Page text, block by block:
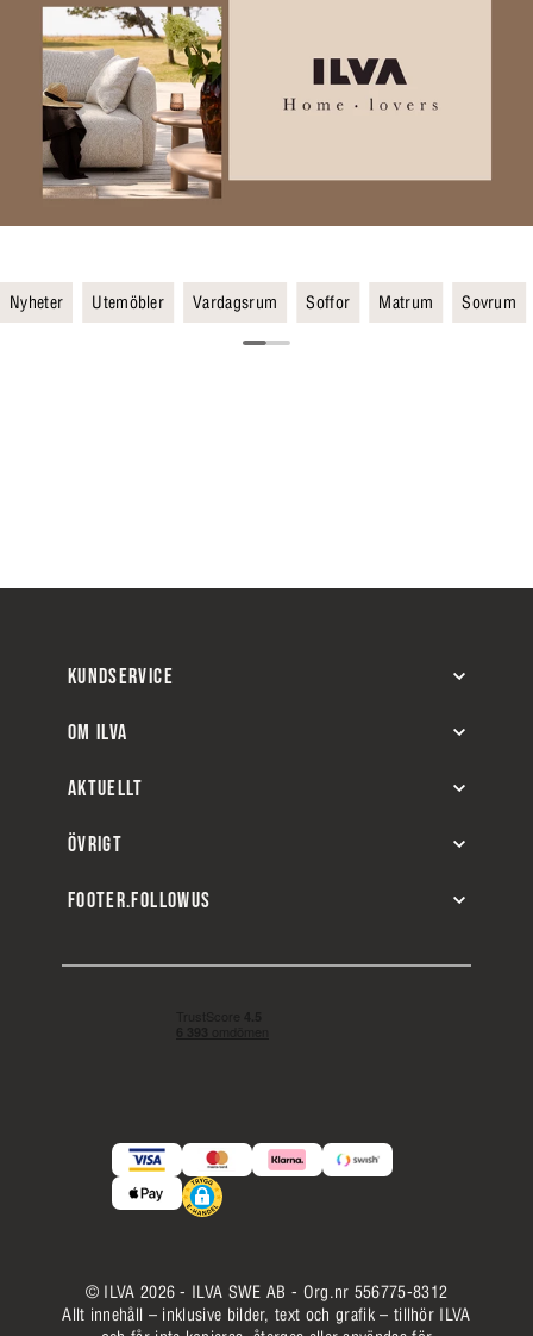
Nyheter Utemöbler Vardagsrum Soffor Matrum Sovrum
KUNDSERVICE
OM ILVA
AKTUELLT
ÖVRIGT
FOOTER.FOLLOWUS
© ILVA 2026 - ILVA SWE AB - Org.nr 556775-8312
Allt innehåll – inklusive bilder, text och grafik – tillhör ILVA